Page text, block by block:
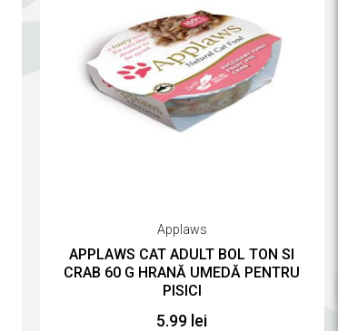
Applaws
APPLAWS CAT ADULT BOL TON SI
CRAB 60 G HRANĂ UMEDĂ PENTRU
PISICI
5.99 lei